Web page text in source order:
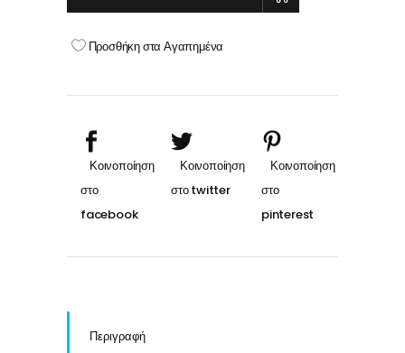
MAUVE
12-
Προσθήκη στα Αγαπημένα
Περιγραφή